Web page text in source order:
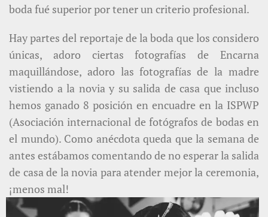
boda fué superior por tener un criterio profesional.
Hay partes del reportaje de la boda que los considero
únicas, adoro ciertas fotografías de Encarna
maquillándose, adoro las fotografías de la madre
vistiendo a la novia y su salida de casa que incluso
hemos ganado 8 posición en encuadre en la ISPWP
(Asociación internacional de fotógrafos de bodas en
el mundo). Como anécdota queda que la semana de
antes estábamos comentando de no esperar la salida
de casa de la novia para atender mejor la ceremonia,
¡menos mal!